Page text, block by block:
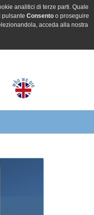
analitici di terze parti. Quale
pulsante Consentoo proseguire
acceda alla nostra